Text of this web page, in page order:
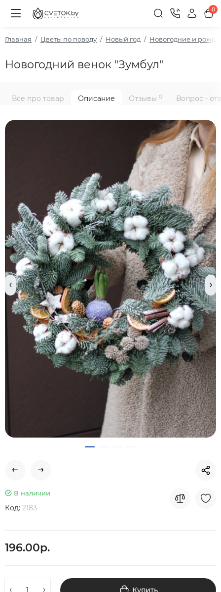
0
Главная Цветы по поводу Новый год Новогодние и
Новогодний венок "Зумбул"
Все про товар Описание Отзывы 0 Вопрос -
В наличии
Код: 2183
196.00р.
Купить